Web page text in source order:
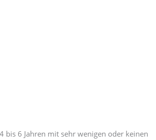
bis 6 Jahren mit sehr wenigen oder keinen